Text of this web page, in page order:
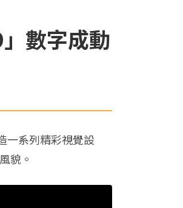
數字成動
一系列精彩視覺設
貌。